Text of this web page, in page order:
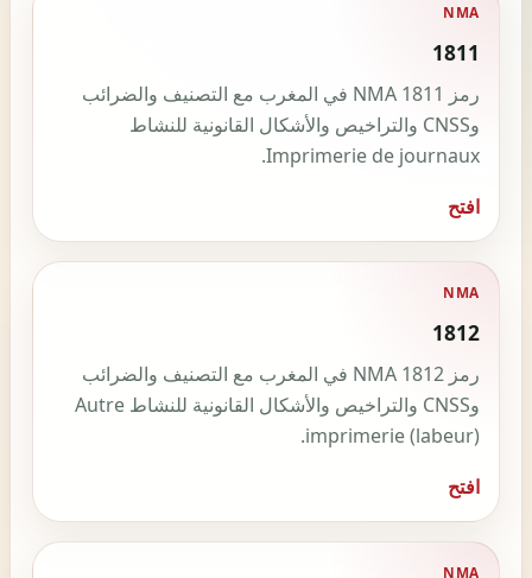
NMA
1811
رمز NMA 1811 في المغرب مع التصنيف والضرائب
وCNSS والتراخيص والأشكال القانونية للنشاط
Imprimerie de journaux.
افتح
NMA
1812
رمز NMA 1812 في المغرب مع التصنيف والضرائب
وCNSS والتراخيص والأشكال القانونية للنشاط Autre
imprimerie (labeur).
افتح
NMA